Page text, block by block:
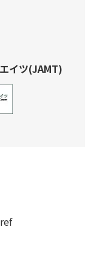
イツ(JAMT)